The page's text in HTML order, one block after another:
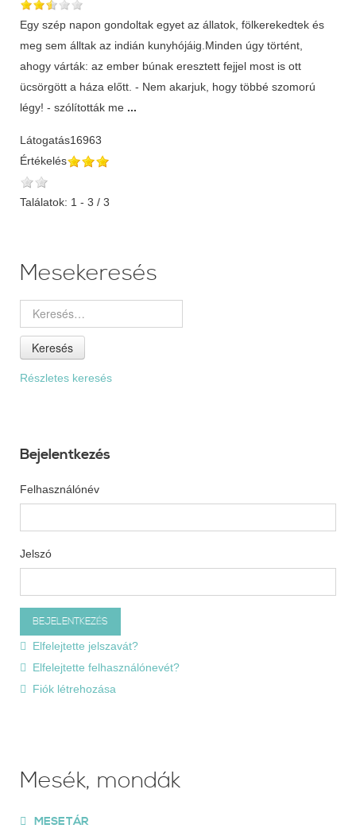
Egy szép napon gondoltak egyet az állatok, fölkerekedtek és
meg sem álltak az indián kunyhójáig.Minden úgy történt,
ahogy várták: az ember búnak eresztett fejjel most is ott
ücsörgött a háza előtt. - Nem akarjuk, hogy többé szomorú
légy! - szólították me ...
Látogatás16963
Értékelés
Találatok: 1 - 3 / 3
Mesekeresés
Keresés
Részletes keresés
Bejelentkezés
Felhasználónév
Jelszó
Elfelejtette jelszavát?
Elfelejtette felhasználónevét?
Fiók létrehozása
Mesék, mondák
MESETÁR